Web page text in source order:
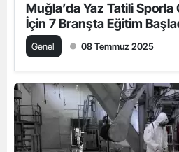
Muğla’da Yaz Tatili
İçin 7 Branşta Eğitim
Genel 08 Temmuz 2025